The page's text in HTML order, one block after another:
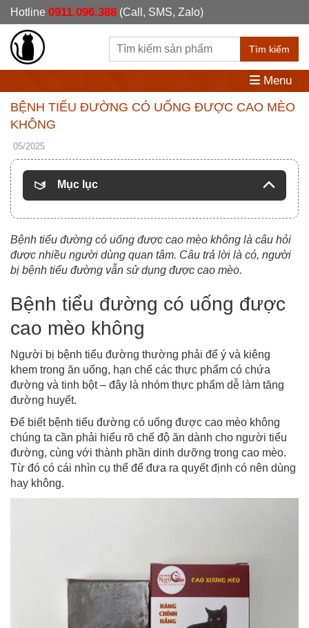
Hotline 0911.096.388 (Call, SMS, Zalo)
Tìm kiếm
Menu
BỆNH TIỂU ĐƯỜNG CÓ UỐNG ĐƯỢC CAO MÈO
KHÔNG
05/2025
Mục lục
Bệnh tiểu đường có uống được cao mèo không là câu hỏi
được nhiều người dùng quan tâm. Câu trả lời là có, người
bị bệnh tiểu đường vẫn sử dụng được cao mèo.
Bệnh tiểu đường có uống được
cao mèo không
Người bị bệnh tiểu đường thường phải để ý và kiêng
khem trong ăn uống, hạn chế các thực phẩm có chứa
đường và tinh bột – đây là nhóm thực phẩm dễ làm tăng
đường huyết.
Để biết bệnh tiểu đường có uống được cao mèo không
chúng ta cần phải hiểu rõ chế độ ăn dành cho người tiểu
đường, cùng với thành phần dinh dưỡng trong cao mèo.
Từ đó có cái nhìn cụ thể để đưa ra quyết định có nên dùng
hay không.